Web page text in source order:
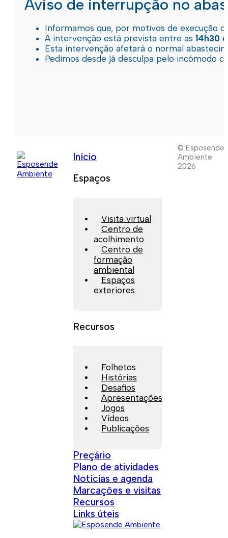
Aviso de interrupção no
Informamos que, por motivos de execução
A intervenção está prevista entre as 14h30
Esta intervenção afetará o normal
Pedimos desde já desculpa pelo incómodo
Início
Espaços
Visita virtual
Centro de
acolhimento
Centro de
formação
ambiental
Espaços
exteriores
Recursos
Folhetos
Histórias
Desafios
Apresentações
Jogos
Vídeos
Publicações
Preçário
Plano de atividades
Notícias e agenda
Marcações e visitas
Recursos
Links úteis
© Esposende
Ambiente
2026